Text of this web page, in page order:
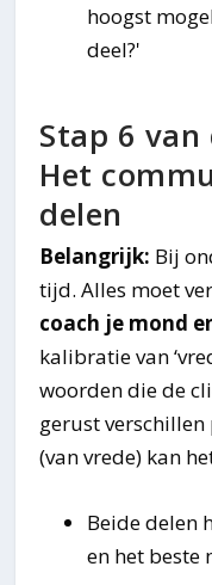
hoogst
deel?'
Stap 6 van
Het
delen
Belangrijk: Bij
tijd. Alles moet
coach je mond
kalibratie van
woorden die de
gerust
(van vrede) kan
Beide delen
en het beste